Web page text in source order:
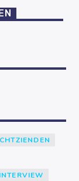
INTERVIEW